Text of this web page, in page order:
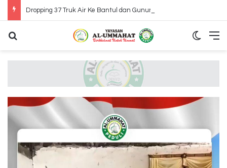
Dropping 37 Truk Air Ke Bantul dan Gunung Kidul Yogyakarta